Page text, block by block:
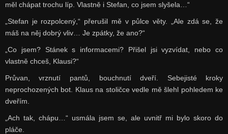
měl chápat trochu líp. Vlastně i Stefan, co jsem slyšela…“
„Stefan je rozpolcený,“ přerušil mě v půlce věty. „Ale zdá se, že
máš na něj dobrý vliv… Je zpátky, že ano?“
„Co jsem? Stánek s informacemi? Přišel jsi vyzvídat, nebo co
vlastně chceš, Klausi?“
Průvan, vrznutí pantů, bouchnutí dveří. Sebejisté kroky
neprochozených bot. Klaus na stoličce vedle mě šlehl pohledem ke
dveřím.
„Ach tak, chápu…“ usmála jsem se, ale uvnitř mi bylo skoro do
pláče.